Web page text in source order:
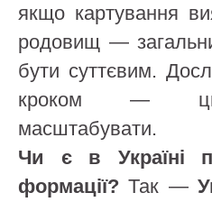
якщо картування
родовищ —
бути суттєвим.
кроком —
масштабувати.
Чи є в Україні
формації? Так —